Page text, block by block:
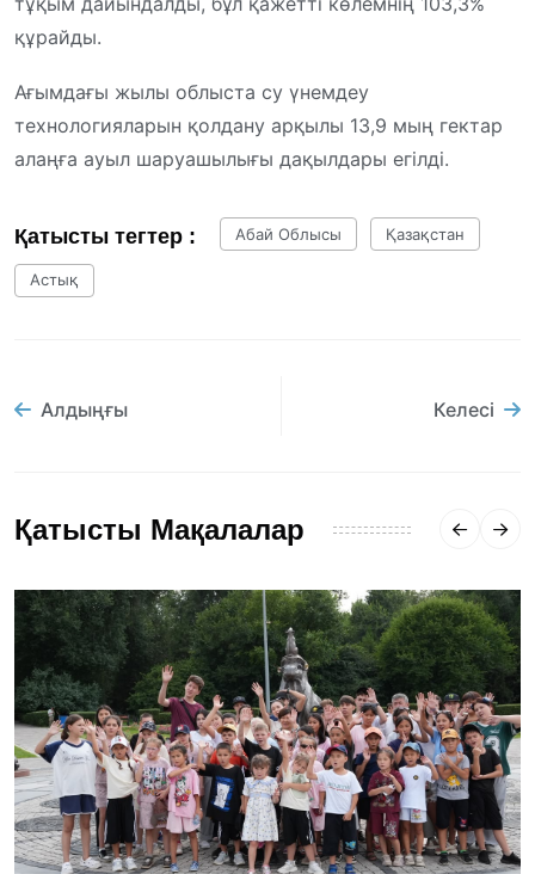
құрайды.
Ағымдағы жылы облыста су үнемдеу
технологияларын қолдану арқылы 13,9 мың гектар
алаңға ауыл шаруашылығы дақылдары егілді.
Қатысты тегтер : Абай Облысы Қазақстан
Астық
Алдыңғы Келесі
Қатысты Мақалалар